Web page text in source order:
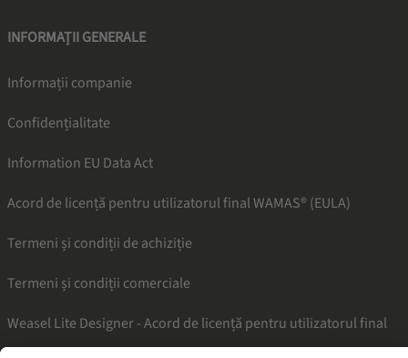
INFORMAȚII GENERALE
Informații companie
Confidențialitate
Information EU Data Act
Acord de licență pentru utilizatorul final WAMAS® (EULA)
Termeni și condiții de achiziție
Termeni și condiții comerciale
Weasel Lite Designer - Acord de licență pentru utilizatorul final